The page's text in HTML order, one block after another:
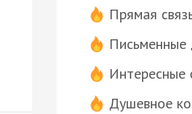
Прямая
Письменные
Интересные
Душевное